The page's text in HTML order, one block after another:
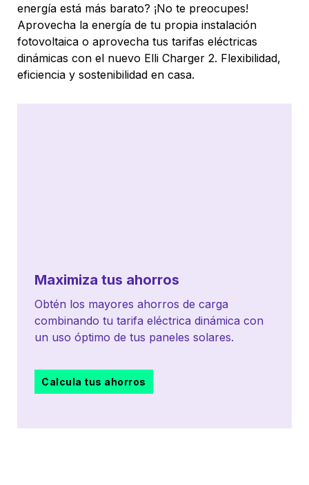
energía está más barato? ¡No te preocupes!
Aprovecha la energía de tu propia instalación
fotovoltaica o aprovecha tus tarifas eléctricas
dinámicas con el nuevo Elli Charger 2. Flexibilidad,
eficiencia y sostenibilidad en casa.
Maximiza tus ahorros
Obtén los mayores ahorros de carga
combinando tu tarifa eléctrica dinámica con
un uso óptimo de tus paneles solares.
Calcula tus ahorros